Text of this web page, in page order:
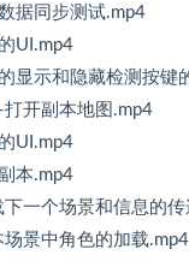
据同步测试.mp4
UI.mp4
显示和隐藏检测按键
开副本地图.mp4
UI.mp4
本.mp4
一个场景和信息的传
景中角色的加载.mp4